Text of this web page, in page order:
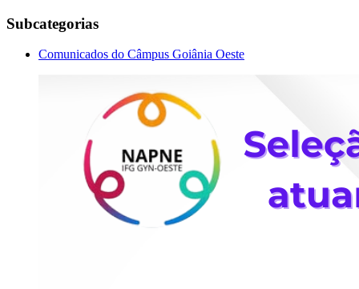
Subcategorias
Comunicados do Câmpus Goiânia Oeste